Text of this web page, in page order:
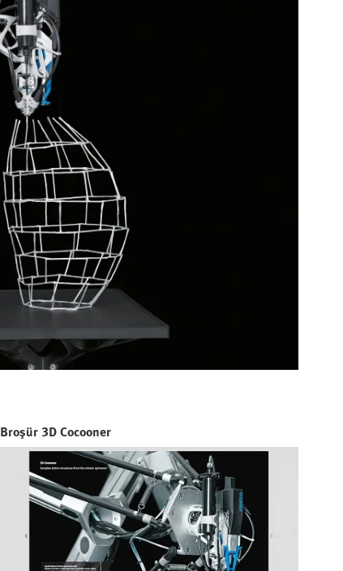
Broşür 3D Cocooner